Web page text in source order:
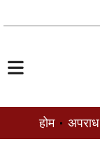
होम अपराध